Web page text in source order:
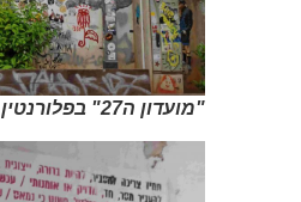
"מועדון ה27" בפלורנטין תל אביב